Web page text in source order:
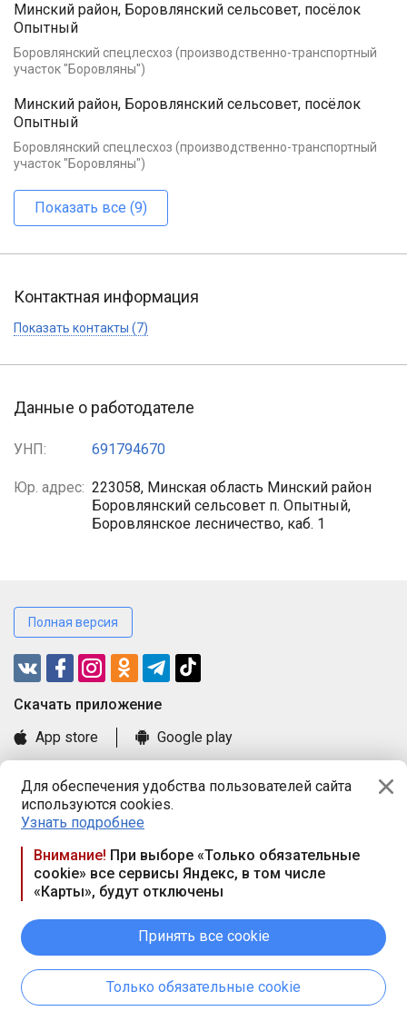
Для обеспечения удобства пользователей сайта
используются cookies.
Узнать подробнее
Внимание! При выборе «Только обязательные
cookie» все сервисы Яндекс, в том числе
«Карты», будут отключены
Принять все cookie
Только обязательные cookie
Минский район, Боровлянский сельсовет, посёлок
Опытный
Боровлянский спецлесхоз (производственно-транспортный
участок "Боровляны")
Минский район, Боровлянский сельсовет, посёлок
Опытный
Боровлянский спецлесхоз (производственно-транспортный
участок "Боровляны")
Показать все (9)
Контактная информация
Показать контакты (7)
Данные о работодателе
УНП: 691794670
Юр. адрес: 223058, Минская область Минский район
Боровлянский сельсовет п. Опытный,
Боровлянское лесничество, каб. 1
Полная версия
Cкачать приложение
App store
Google play
Книга замечаний и предложений
Правила и документы
Praca.by © 2000—2026, ООО «ПРАЦА БАЙ»
Республика Беларусь, 220114, г. Минск, пр-т Независимости
117а, пом. № 9.
вых. дн. — сб., вс.
Режим работы сайта — круглосуточно. E-mail ООО «ПРАЦА
БАЙ» editor@praca.by